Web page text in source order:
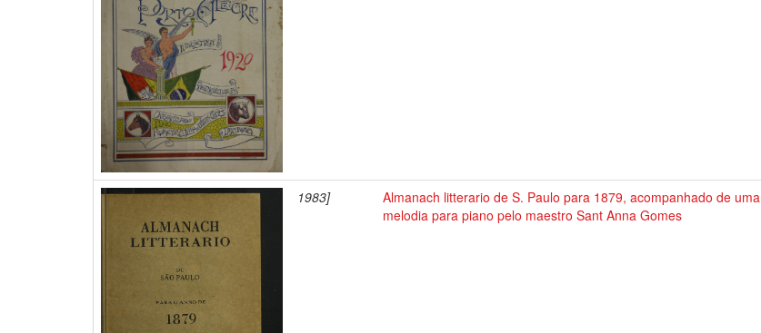
1983]
Almanach litterario de S. Paulo para 1879, acompanhado de uma
melodia para piano pelo maestro Sant Anna Gomes